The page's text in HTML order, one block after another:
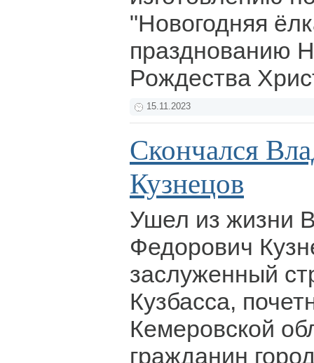
"Новогодняя
празднованию
Рождества
15.11.2023
Скончался
Кузнецов
Ушел из жизни
Федорович
заслуженный
Кузбасса,
Кемеровской
гражданин